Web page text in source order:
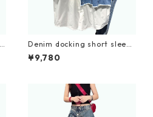
Denim docking short sleeve
shirt D0200
¥9,780